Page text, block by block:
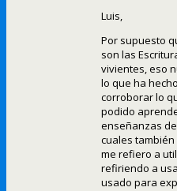
Luis,
Por supuesto
son las
vivientes, eso
lo que ha
corroborar lo
podido
enseñanzas
cuales
me refiero a
refiriendo a
usado para